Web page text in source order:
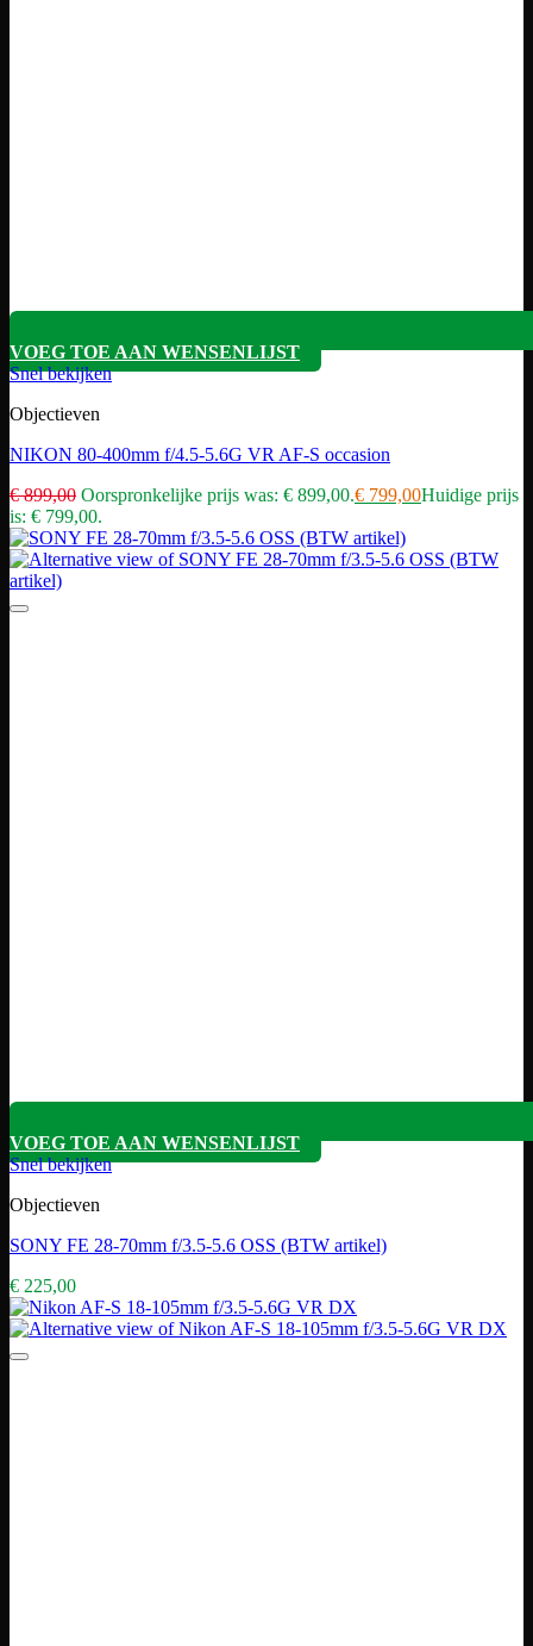
VOEG TOE AAN WENSENLIJST
Snel bekijken
Objectieven
NIKON 80-400mm f/4.5-5.6G VR AF-S occasion
€899,00 Oorspronkelijke prijs was: € 899,00.€ 799,00Huidige prijs
is: € 799,00.
VOEG TOE AAN WENSENLIJST
Snel bekijken
Objectieven
SONY FE 28-70mm f/3.5-5.6 OSS (BTW artikel)
€ 225,00